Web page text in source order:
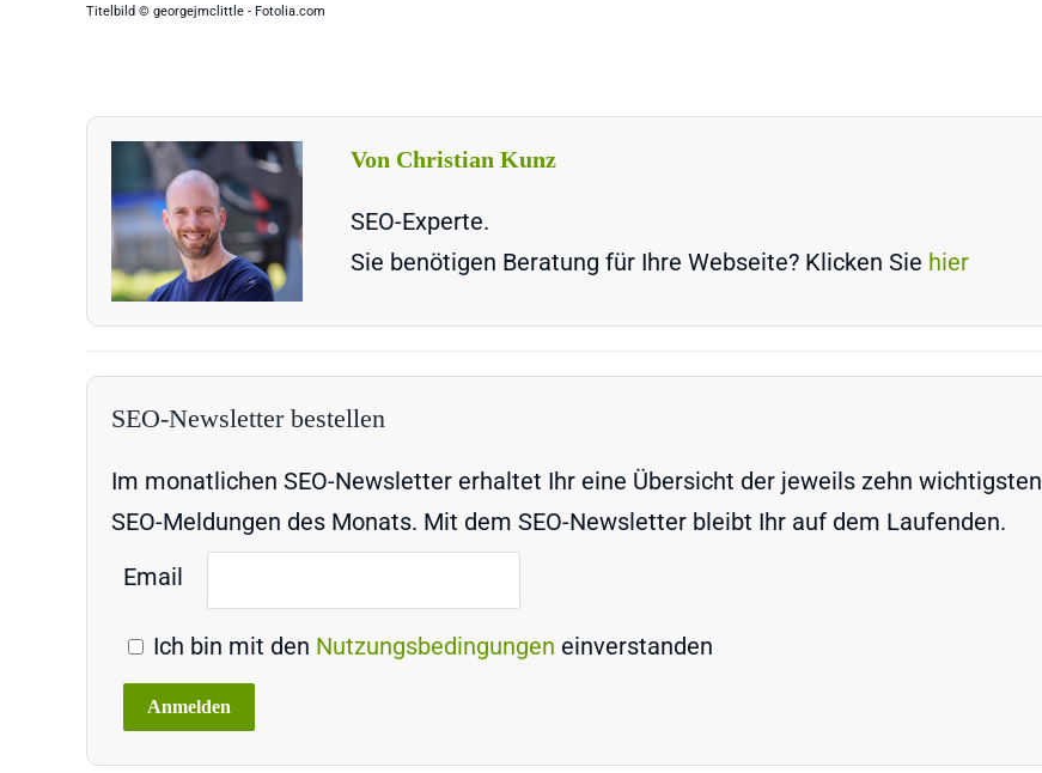
Titelbild © georgejmclittle - Fotolia.com
Von Christian Kunz
SEO-Experte.
Sie benötigen Beratung für Ihre Webseite? Klicken Sie hier
SEO-Newsletter bestellen
Im monatlichen SEO-Newsletter erhaltet Ihr eine Übersicht der jeweils zehn wichtigsten
SEO-Meldungen des Monats. Mit dem SEO-Newsletter bleibt Ihr auf dem Laufenden.
Email
Ich bin mit den Nutzungsbedingungen einverstanden